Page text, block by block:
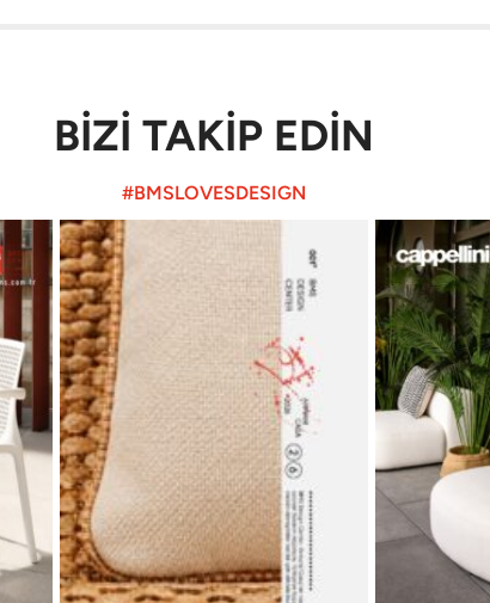
BİZİ TAKİP EDİN
#BMSLOVESDESIGN